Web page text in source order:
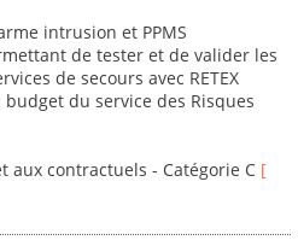
intrusion et PPMS
de tester et de valider les
de secours avec RETEX
du service des Risques
aux contractuels - Catégorie C [